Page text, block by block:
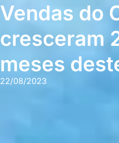
Vendas do
cresceram
meses
22/08/2023